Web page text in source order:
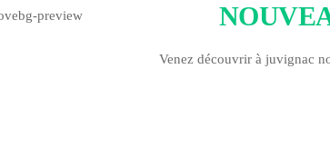
Venez découvrir à juvignac